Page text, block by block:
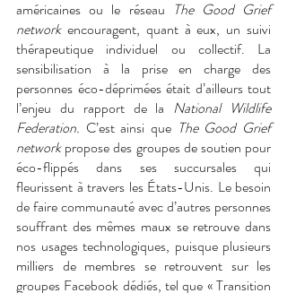
américaines ou le réseau The Good Grief
network encouragent, quant à eux, un suivi
thérapeutique individuel ou collectif. La
sensibilisation à la prise en charge des
personnes éco-déprimées était d’ailleurs tout
l’enjeu du rapport de la National Wildlife
Federation. C’est ainsi que The Good Grief
network propose des groupes de soutien pour
éco-flippés dans ses succursales qui
fleurissent à travers les États-Unis. Le besoin
de faire communauté avec d’autres personnes
souffrant des mêmes maux se retrouve dans
nos usages technologiques, puisque plusieurs
milliers de membres se retrouvent sur les
groupes Facebook dédiés, tel que « Transition